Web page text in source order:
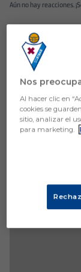
Aún no hay reacciones.
Nos
Al hacer clic en
cookies se
sitio, analizar el
para marketing.